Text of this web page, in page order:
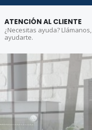
ATENCIÓN AL CLIENTE
¿Necesitas ayuda?
ayudarte.